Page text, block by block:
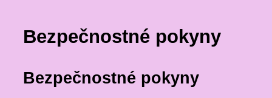
Bezpečnostné pokyny
Bezpečnostné pokyny